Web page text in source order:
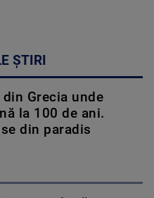
ȘTIRI
Grecia unde
la 100 de ani.
din paradis